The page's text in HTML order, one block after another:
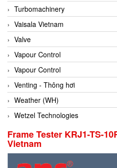
Contrinex
Control Solution Minesota
Copeland
Cortem
Cosa Xentaur
Cosil
Coulton
Crouzet
Crowcon
Crutec Dust Zero Vietnam
Turbomachinery
Vaisala Vietnam
Valve
Vapour Control
Vapour Control
Venting - Thông hơi
Weather (WH)
Wetzel Technologies
Frame Tester KRJ1-TS-
Vietnam